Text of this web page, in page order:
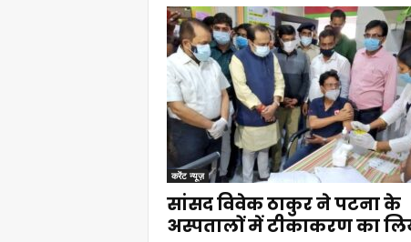
करेंट न्यूज़
सांसद विवेक ठाकुर ने पटना के
अस्पतालों में टीकाकरण का